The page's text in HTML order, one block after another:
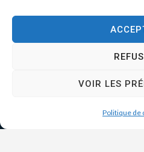
VOIR LES
Politique de